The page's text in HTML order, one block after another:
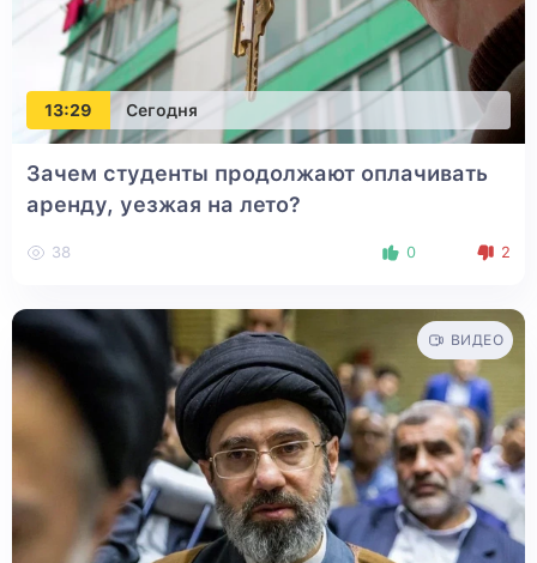
13:29 Сегодня
Зачем студенты продолжают оплачивать
аренду, уезжая на лето?
38 0 2
ВИДЕО